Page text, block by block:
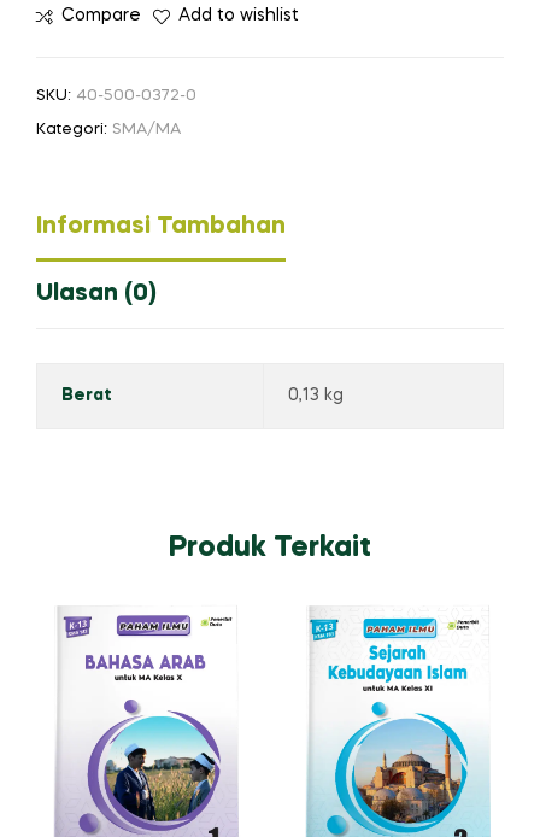
Compare Add to wishlist
SKU: 40-500-0372-0
Kategori: SMA/MA
Informasi Tambahan
Ulasan (0)
Berat 0,13 kg
Produk Terkait